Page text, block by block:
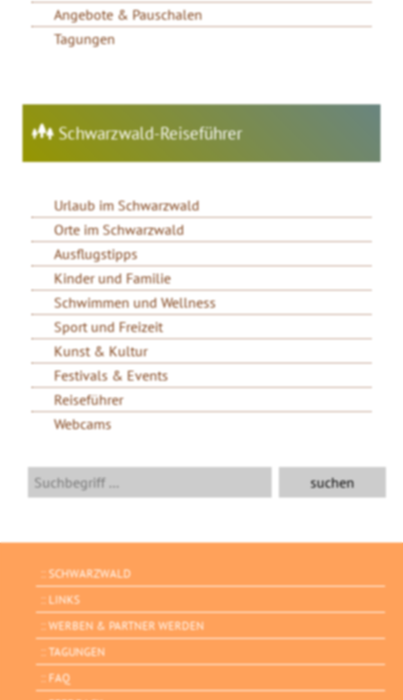
Angebote & Pauschalen
Tagungen
Schwarzwald-Reiseführer
Urlaub im Schwarzwald
Orte im Schwarzwald
Ausflugstipps
Kinder und Familie
Schwimmen und Wellness
Sport und Freizeit
Kunst & Kultur
Festivals & Events
Reiseführer
Webcams
SCHWARZWALD
LINKS
WERBEN & PARTNER WERDEN
TAGUNGEN
FAQ